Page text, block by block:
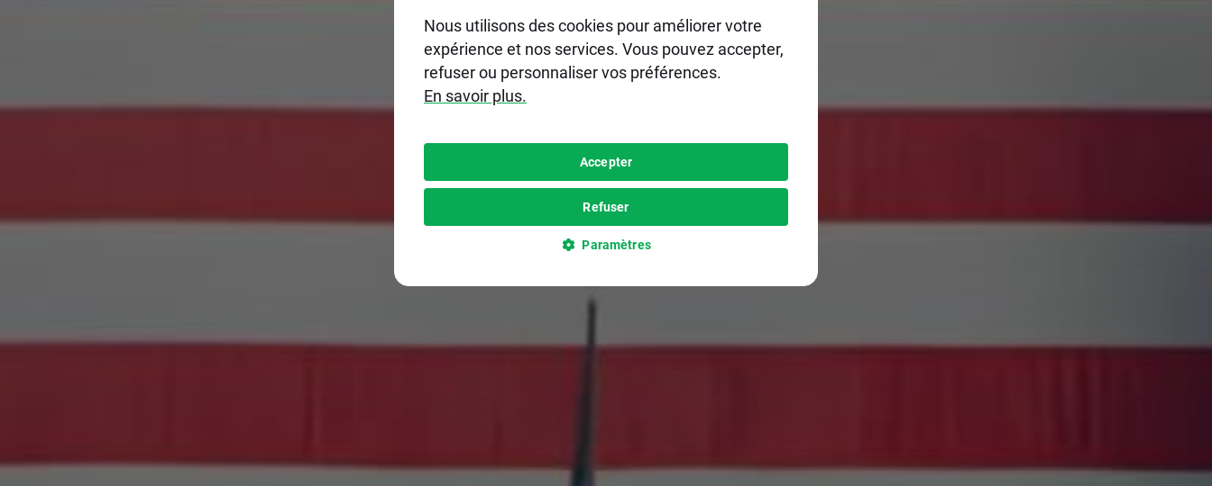
Nous utilisons des cookies pour améliorer votre
expérience et nos services. Vous pouvez accepter,
refuser ou personnaliser vos préférences.
En savoir plus.
Accepter
Refuser
Paramètres